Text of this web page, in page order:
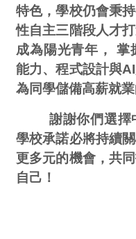
特色，學校仍會秉
性自主三階段人才
成為陽光青年， 掌
能力、程式設計與
為同學儲備高薪就業
謝謝你們選擇
學校承諾必將持續
更多元的機會，共
自己！